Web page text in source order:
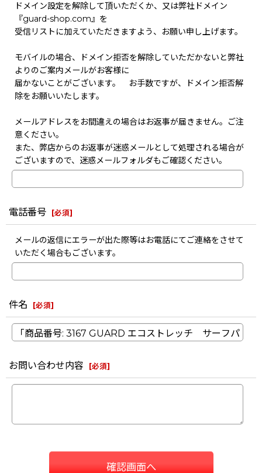
ドメイン設定を解除して頂いただくか、又は弊社ドメイン
『guard-shop.com』を
受信リストに加えていただきますよう、お願い申し上げます。
モバイルの場合、ドメイン拒否を解除していただかないと弊社
よりのご案内メールがお客様に
届かないことがございます。 お手数ですが、ドメイン拒否解
除をお願いいたします。
メールアドレスをお間違えの場合はお返事が届きません。ご注
意ください。
また、弊店からのお返事が迷惑メールとして処理される場合が
ございますので、迷惑メールフォルダもご確認ください。
電話番号 [必須]
メールの返信にエラーが出た際等はお電話にてご連絡をさせて
いただく場合もございます。
件名 [必須]
お問い合わせ内容 [必須]
確認画面へ